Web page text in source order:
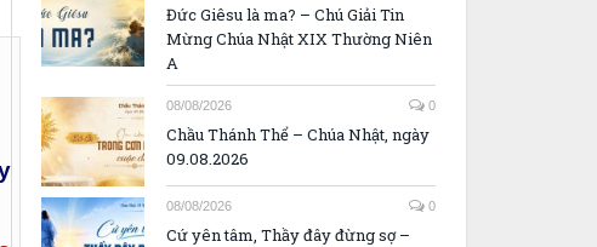
08/08/2026 0
Đức Giêsu là ma? – Chú Giải Tin
Mừng Chúa Nhật XIX Thường Niên
A
08/08/2026
Chầu Thánh Thể – Chúa Nhật, ngày
09.08.2026